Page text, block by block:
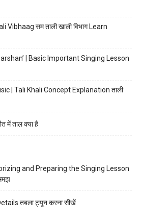
सम ताली खाली विभाग Learn
| Basic Important Singing Lesson
| Tali Khali Concept Explanation ताली
में ताल क्या है
and Preparing the Singing Lesson
तबला ट्यून करना सीखें